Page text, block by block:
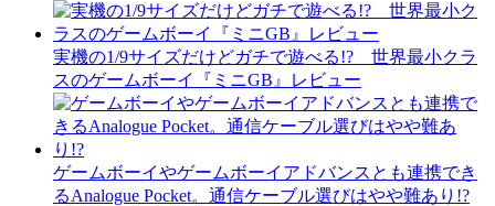
実機の1/9サイズだけどガチで遊べる!? 世界最小クラ
スのゲームボーイ『ミニGB』レビュー
ゲームボーイやゲームボーイアドバンスとも連携でき
るAnalogue Pocket。通信ケーブル選びはやや難あり!?